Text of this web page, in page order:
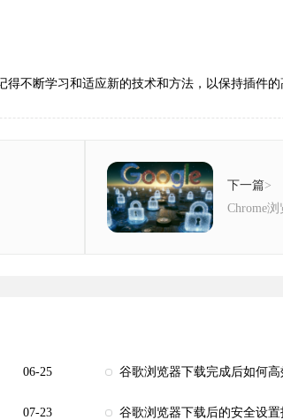
不断学习和适应新的技术和方法，以保持插件
下一篇>
Chrome
06-25 谷歌浏览器下载完成后如何
07-23 谷歌浏览器下载后的安全设置